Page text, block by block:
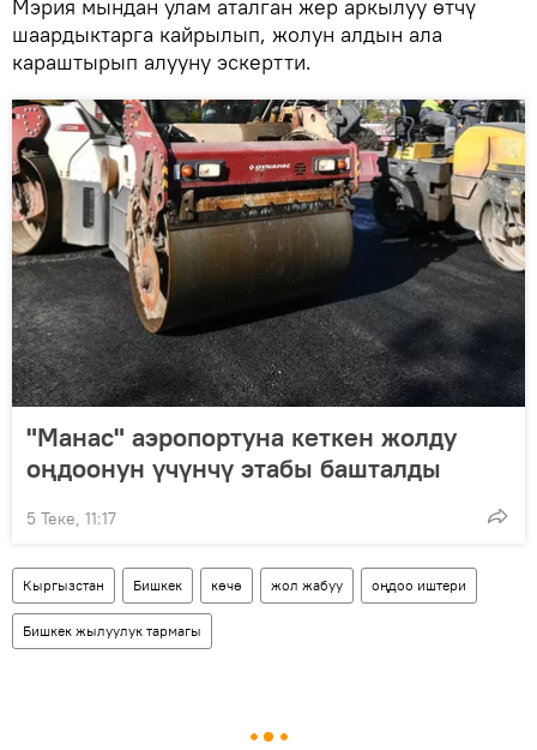
Мэрия мындан улам аталган жер аркылуу өтчү
шаардыктарга кайрылып, жолун алдын ала
караштырып алууну эскертти.
"Манас" аэропортуна кеткен жолду
оңдоонун үчүнчү этабы башталды
5 Теке, 11:17
Кыргызстан Бишкек көчө жол жабуу оңдоо иштери
Бишкек жылуулук тармагы